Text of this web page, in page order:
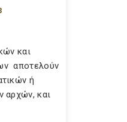
και
αποτελούν
ή
αρχών, και